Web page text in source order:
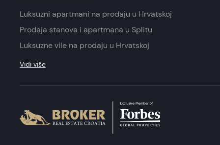
Luksuzni apartmani na prodaju u Hrvatskoj
Prodaja stanova i apartmana u Splitu
Luksuzne vile na prodaju u Hrvatskoj
Vidi više